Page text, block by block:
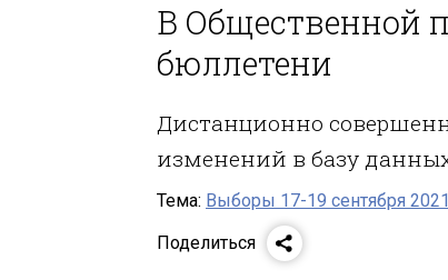
В Общественной
бюллетени
Дистанционно
изменений в базу
Тема: Выборы 17-19 сентября
Поделиться